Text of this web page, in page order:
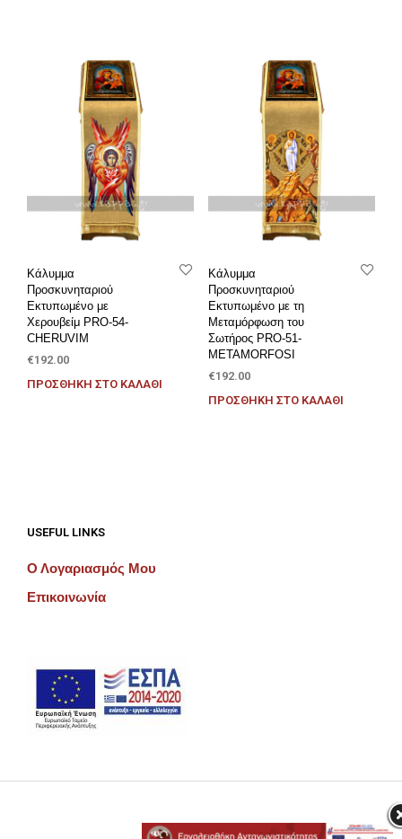
Κάλυμμα
Προσκυνηταριού
Εκτυπωμένο με
Χερουβείμ PRO-54-
CHERUVIM
€192.00
ΠΡΟΣΘΉΚΗ ΣΤΟ ΚΑΛΆΘΙ
Κάλυμμα
Προσκυνηταριού
Εκτυπωμένο με τη
Μεταμόρφωση του
Σωτήρος PRO-51-
METAMORFOSI
€192.00
ΠΡΟΣΘΉΚΗ ΣΤΟ ΚΑΛΆΘΙ
USEFUL LINKS
Ο Λογαριασμός Μου
Επικοινωνία